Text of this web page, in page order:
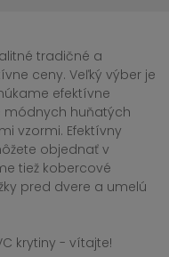
tradičné a
ceny. Veľký výber je
efektívne
módnych huňatých
vzormi. Efektívny
objednať v
tiež kobercové
pred dvere a umelú
krytiny - vítajte!